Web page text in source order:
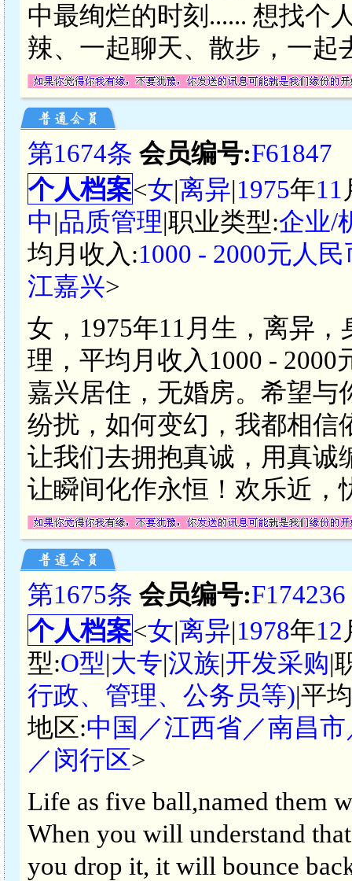
中最绚烂的时刻...... 想找个
辣、一起聊天、散步，一起
第1674条 会员编号:F61847
个人档案<女|离异|1975年11
中|品质管理|职业类型:企业/
均月收入:1000 - 2000元人民
江嘉兴>
女，1975年11月生，离异
理，平均月收入1000 -
嘉兴居住，无婚房。希望与
纷扰，如何变幻，我都相信
让我们去拥抱真诚，用真诚
让瞬间化作永恒！欢乐近，
第1675条 会员编号:F174236
个人档案<女|离异|1978年12
型:O型|大专|汉族|开发采购|
行政、管理、公务员等)|平
地区:中国／江西省／南昌
／闵行区>
Life as five ball,named them
When you will understand
you drop it, it will bounce